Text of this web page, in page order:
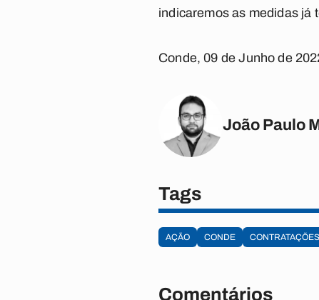
indicaremos as medidas já
Conde, 09 de Junho de
João Paulo
Tags
AÇÃO CONDE CONTRATAÇÕES
Comentários